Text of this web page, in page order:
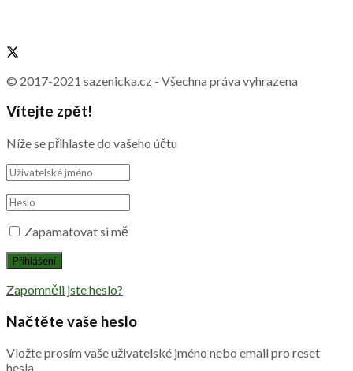
© 2017-2021 sazenicka.cz - Všechna práva vyhrazena
Vítejte zpět!
Níže se přihlaste do vašeho účtu
Zapamatovat si mě
Zapomněli jste heslo?
Načtěte vaše heslo
Vložte prosím vaše uživatelské jméno nebo email pro reset
hesla